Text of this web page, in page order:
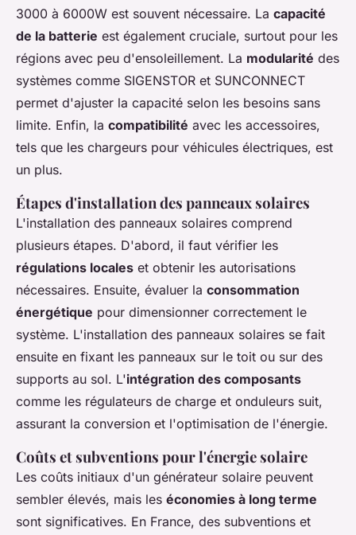
3000 à 6000W est souvent nécessaire. La capacité
de la batterie est également cruciale, surtout pour les
régions avec peu d'ensoleillement. La modularité des
systèmes comme SIGENSTOR et SUNCONNECT
permet d'ajuster la capacité selon les besoins sans
limite. Enfin, la compatibilité avec les accessoires,
tels que les chargeurs pour véhicules électriques, est
un plus.
Étapes d'installation des panneaux solaires
L'installation des panneaux solaires comprend
plusieurs étapes. D'abord, il faut vérifier les
régulations locales et obtenir les autorisations
nécessaires. Ensuite, évaluer la consommation
énergétique pour dimensionner correctement le
système. L'installation des panneaux solaires se fait
ensuite en fixant les panneaux sur le toit ou sur des
supports au sol. L'intégration des composants
comme les régulateurs de charge et onduleurs suit,
assurant la conversion et l'optimisation de l'énergie.
Coûts et subventions pour l'énergie solaire
Les coûts initiaux d'un générateur solaire peuvent
sembler élevés, mais les économies à long terme
sont significatives. En France, des subventions et